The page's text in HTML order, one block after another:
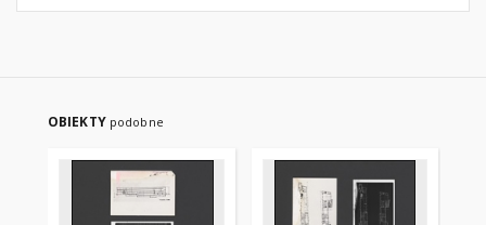
OBIEKTY podobne